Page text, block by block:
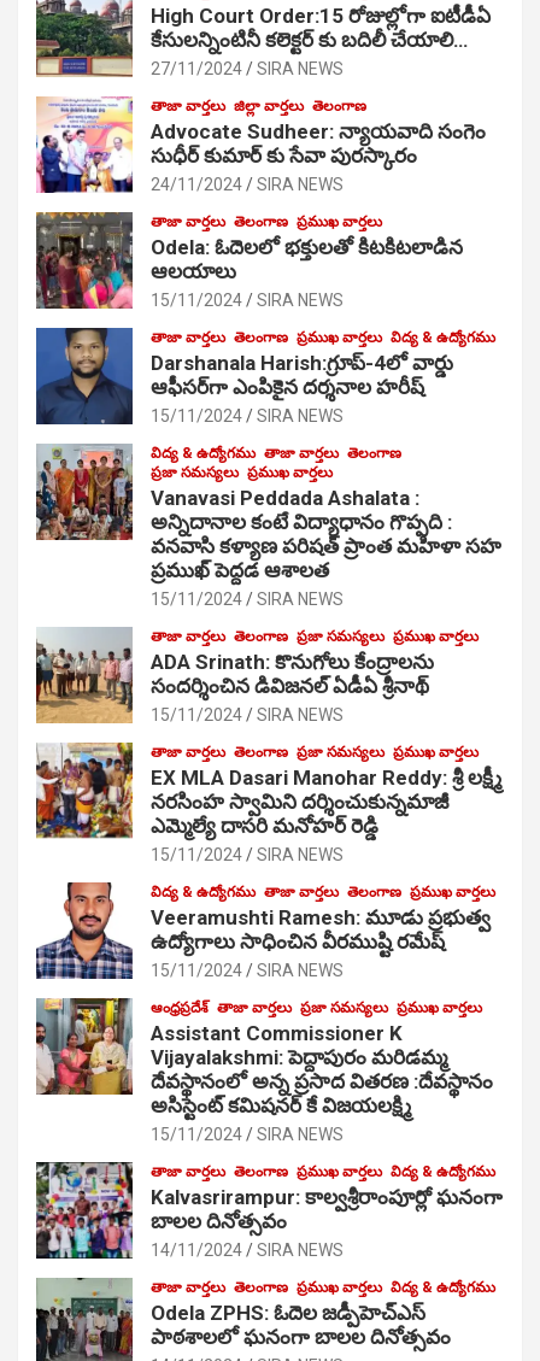
High Court Order:15 రోజుల్లోగా ఐటీడీఏ
కేసులన్నింటినీ కలెక్టర్ కు బదిలీ చేయాలి…
27/11/2024 SIRA NEWS
తాజా వార్తలు జిల్లా వార్తలు తెలంగాణ
Advocate Sudheer: న్యాయవాది సంగెం
సుధీర్ కుమార్ కు సేవా పురస్కారం
24/11/2024 SIRA NEWS
తాజా వార్తలు తెలంగాణ ప్రముఖ వార్తలు
Odela: ఓదెల‌లో భక్తులతో కిటకిటలాడిన
ఆల‌యాలు
15/11/2024 SIRA NEWS
తాజా వార్తలు తెలంగాణ ప్రముఖ వార్తలు విద్య & ఉద్యోగము
Darshanala Harish:గ్రూప్-4లో వార్డు
ఆఫీసర్‌గా ఎంపికైన దర్శనాల హరీష్
15/11/2024 SIRA NEWS
విద్య & ఉద్యోగము తాజా వార్తలు తెలంగాణ
ప్రజా సమస్యలు ప్రముఖ వార్తలు
Vanavasi Peddada Ashalata :
అన్నిదానాల కంటే విద్యాధానం గొప్పది :
వనవాసి కళ్యాణ పరిషత్ ప్రాంత మహిళా సహ
ప్రముఖ్ పెద్దడ ఆశాలత
15/11/2024 SIRA NEWS
తాజా వార్తలు తెలంగాణ ప్రజా సమస్యలు ప్రముఖ వార్తలు
ADA Srinath: కొనుగోలు కేంద్రాల‌ను
సంద‌ర్శించిన డివిజనల్ ఏడీఏ శ్రీనాథ్
15/11/2024 SIRA NEWS
తాజా వార్తలు తెలంగాణ ప్రజా సమస్యలు ప్రముఖ వార్తలు
EX MLA Dasari Manohar Reddy: శ్రీ లక్ష్మీ
నరసింహ స్వామిని దర్శించుకున్నమాజీ
ఎమ్మెల్యే దాసరి మనోహర్ రెడ్డి
15/11/2024 SIRA NEWS
విద్య & ఉద్యోగము తాజా వార్తలు తెలంగాణ ప్రముఖ వార్తలు
Veeramushti Ramesh: మూడు ప్రభుత్వ
ఉద్యోగాలు సాధించిన వీరముష్టి రమేష్
15/11/2024 SIRA NEWS
ఆంధ్రప్రదేశ్ తాజా వార్తలు ప్రజా సమస్యలు ప్రముఖ వార్తలు
Assistant Commissioner K
Vijayalakshmi: పెద్దాపురం మరిడమ్మ
దేవస్థానంలో అన్న ప్రసాద వితరణ :దేవస్థానం
అసిస్టెంట్ కమిషనర్ కే విజయలక్ష్మి
15/11/2024 SIRA NEWS
తాజా వార్తలు తెలంగాణ ప్రముఖ వార్తలు విద్య & ఉద్యోగము
Kalvasrirampur: కాల్వశ్రీరాంపూర్లో ఘనంగా
బాలల దినోత్సవం
14/11/2024 SIRA NEWS
తాజా వార్తలు తెలంగాణ ప్రముఖ వార్తలు విద్య & ఉద్యోగము
Odela ZPHS: ఓదెల జ‌డ్పీహెచ్ఎస్
పాఠ‌శాల‌లో ఘనంగా బాలల దినోత్సవం